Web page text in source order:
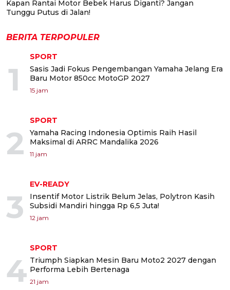
Kapan Rantai Motor Bebek Harus Diganti? Jangan
Tunggu Putus di Jalan!
BERITA TERPOPULER
1
SPORT
Sasis Jadi Fokus Pengembangan Yamaha Jelang Era
Baru Motor 850cc MotoGP 2027
15 jam
2
SPORT
Yamaha Racing Indonesia Optimis Raih Hasil
Maksimal di ARRC Mandalika 2026
11 jam
3
EV-READY
Insentif Motor Listrik Belum Jelas, Polytron Kasih
Subsidi Mandiri hingga Rp 6,5 Juta!
12 jam
4
SPORT
Triumph Siapkan Mesin Baru Moto2 2027 dengan
Performa Lebih Bertenaga
21 jam